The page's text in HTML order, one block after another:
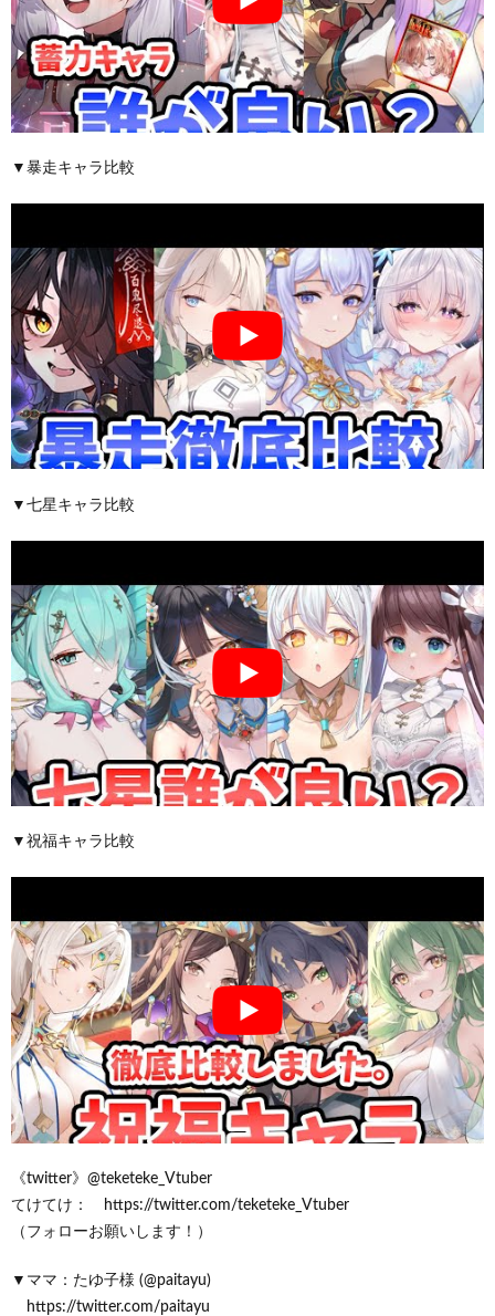
▼暴走キャラ比較
▼七星キャラ比較
▼祝福キャラ比較
《twitter》@teketeke_Vtuber
てけてけ： https://twitter.com/teketeke_Vtuber
（フォローお願いします！）
▼ママ：たゆ子様 (@paitayu)
https://twitter.com/paitayu